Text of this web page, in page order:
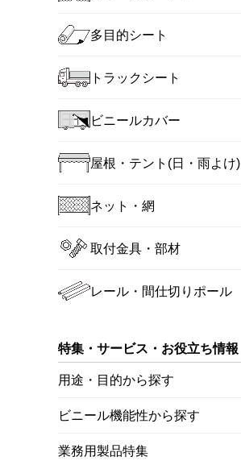
多目的シート
トラックシート
ビニールカバー
屋根・テント(日・雨よけ)
ネット・網
取付金具・部材
レール・間仕切りポール
特集・サービス・お役立ち情報
用途・目的から探す
ビニール機能性から探す
業務用製品特集